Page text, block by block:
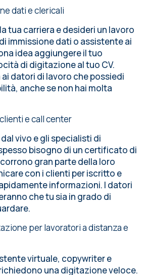
dati e clericali
tua carriera e desideri un lavoro
immissione dati o assistente ai
idea aggiungere il tuo
di digitazione al tuo CV.
datori di lavoro che possiedi
anche se non hai molta
e call center
vivo e gli specialisti di
bisogno di un certificato di
gran parte della loro
con i clienti per iscritto e
informazioni. I datori
che tu sia in grado di
per lavoratori a distanza e
virtuale, copywriter e
una digitazione veloce.